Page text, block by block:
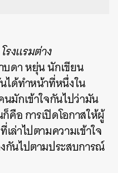
รงแรมต่าง
บดา หยุ่น นักเขียน
ได้ทำหน้าที่หนึ่งใน
มักเข้าใจกันไปว่ามัน
คือ การเปิดโอกาสให้ผู้
ล่าไปตามความเข้าใจ
กันไปตามประสบการณ์